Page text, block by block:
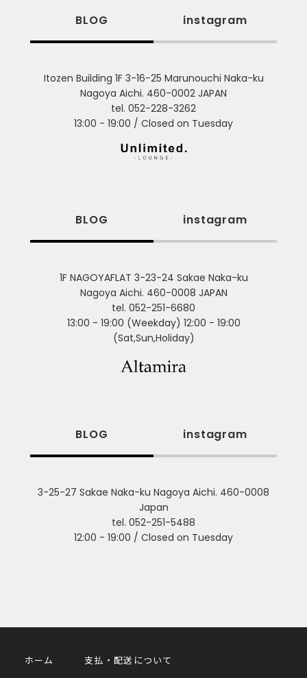
BLOG instagram
Itozen Building 1F 3-16-25 Marunouchi Naka-ku
Nagoya Aichi. 460-0002 JAPAN
tel. 052-228-3262
13:00 - 19:00 / Closed on Tuesday
BLOG instagram
1F NAGOYAFLAT 3-23-24 Sakae Naka-ku
Nagoya Aichi. 460-0008 JAPAN
tel. 052-251-6680
13:00 - 19:00 (Weekday) 12:00 - 19:00
(Sat,Sun,Holiday)
BLOG instagram
3-25-27 Sakae Naka-ku Nagoya Aichi. 460-0008
Japan
tel. 052-251-5488
12:00 - 19:00 / Closed on Tuesday
ホーム 支払・配送について